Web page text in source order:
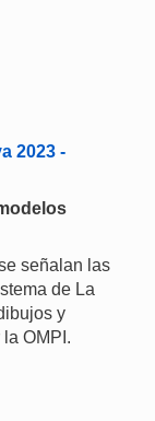
2023 -
señalan las
de La
y
OMPI.